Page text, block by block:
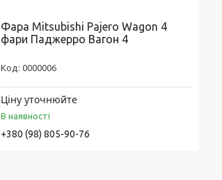
Фара Mitsubishi Pajero Wagon 4
фари Паджерро Вагон 4
0000006
Ціну уточнюйте
В наявності
+380 (98) 805-90-76